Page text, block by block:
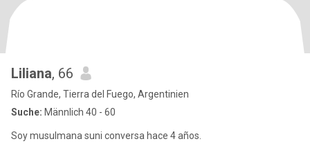
Liliana, 66
Río Grande, Tierra del Fuego, Argentinien
Suche: Männlich 40 - 60
Soy musulmana suni conversa hace 4 años.